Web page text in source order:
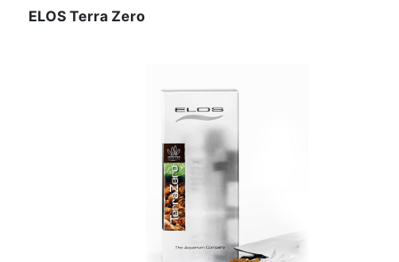
ELOS Terra Zero